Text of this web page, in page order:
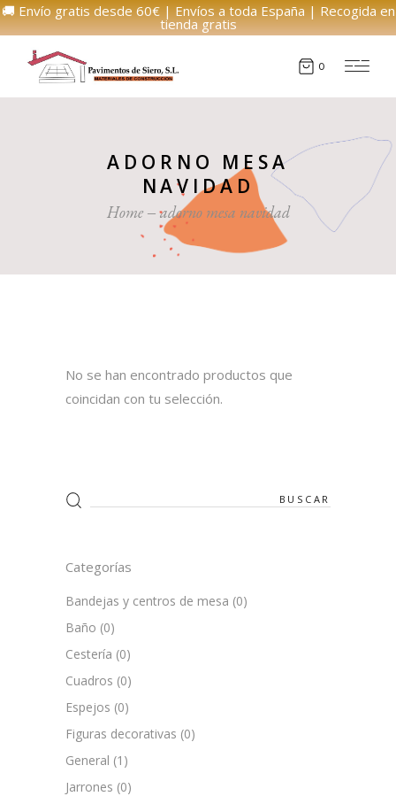
🚚 Envío gratis desde 60€ | Envíos a toda España | Recogida en
tienda gratis
0
ADORNO MESA
NAVIDAD
Home adorno mesa navidad
No se han encontrado productos que
coincidan con tu selección.
Search
for:
Categorías
Bandejas y centros de mesa (0)
Baño (0)
Cestería (0)
Cuadros (0)
Espejos (0)
Figuras decorativas (0)
General (1)
Jarrones (0)